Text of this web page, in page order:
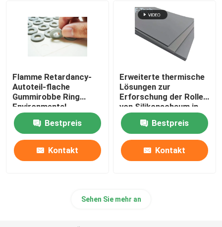
Flamme Retardancy-
Autoteil-flache
Gummirobbe Ring
Environmental
Protection
Bestpreis
Kontakt
Erweiterte thermische
Lösungen zur
Erforschung der Rolle
von Silikonschaum in
EV-Batteriesystemen
Bestpreis
Kontakt
Sehen Sie mehr an